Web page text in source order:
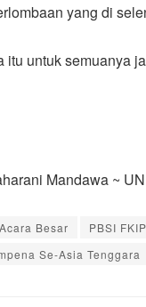
yang di
itu untuk semuanya
Mandawa ~
Besar PBSI
Se-Asia Tenggara